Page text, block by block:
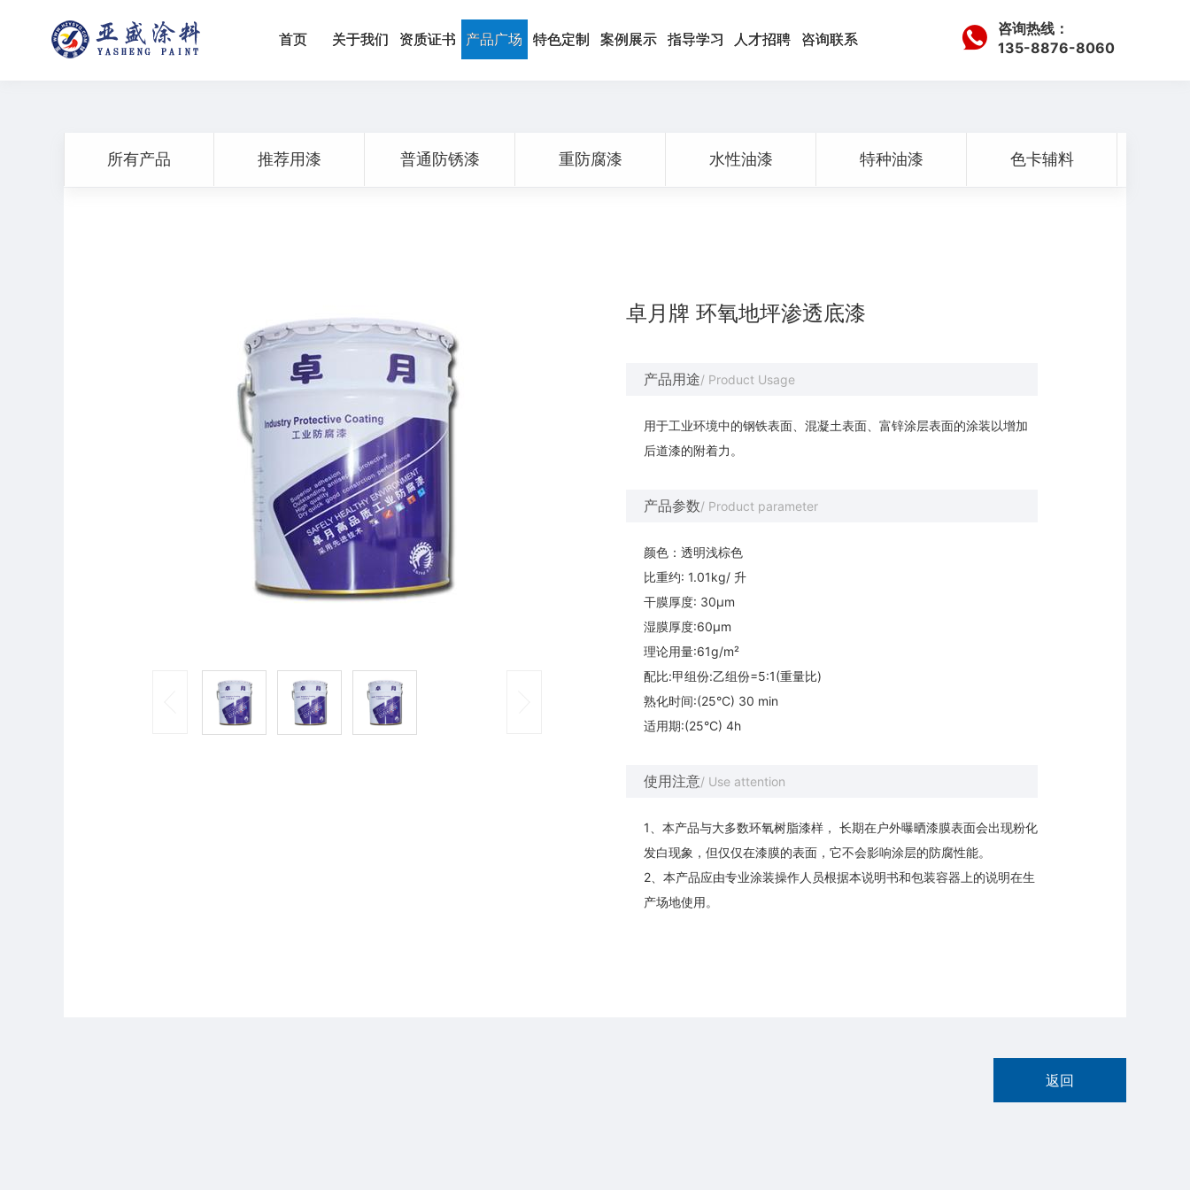
首页 关于我们 资质证书 产品广场 特色定制 案例展示 指导学习 人才招聘 咨询联系
咨询热线：
135-8876-8060
所有产品 推荐用漆 普通防锈漆 重防腐漆 水性油漆 特种油漆 色卡辅料
卓月牌 环氧地坪渗透底漆
产品用途/ Product Usage
用于工业环境中的钢铁表面、混凝土表面、富锌涂层表面的涂装以增加
后道漆的附着力。
产品参数/ Product parameter
颜色：透明浅棕色
比重约: 1.01kg/ 升
干膜厚度: 30μm
湿膜厚度:60μm
理论用量:61g/m²
配比:甲组份:乙组份=5:1(重量比)
熟化时间:(25°C) 30 min
适用期:(25°C) 4h
使用注意/ Use attention
1、本产品与大多数环氧树脂漆样， 长期在户外曝晒漆膜表面会出现粉化
发白现象，但仅仅在漆膜的表面，它不会影响涂层的防腐性能。
2、本产品应由专业涂装操作人员根据本说明书和包装容器上的说明在生
产场地使用。
返回